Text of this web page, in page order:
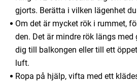
gjorts. Berätta i vilken lägenhet
Om det är mycket rök i rummet,
den. Det är mindre rök längs med
dig till balkongen eller till ett
luft.
Ropa på hjälp, vifta med ett